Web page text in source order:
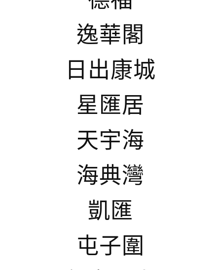
逸華閣
日出康城
星匯居
天宇海
海典灣
凱匯
屯子圍